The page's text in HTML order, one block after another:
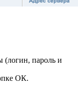
(логин, пароль и
ОК.